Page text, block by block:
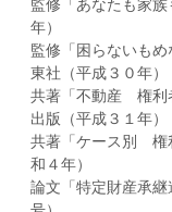
監修「あなたも家
年）
監修「困らないも
東社（平成３０年）
共著「不動産 権利
出版（平成３１年）
共著「ケース別 権
和４年）
論文「特定財産承